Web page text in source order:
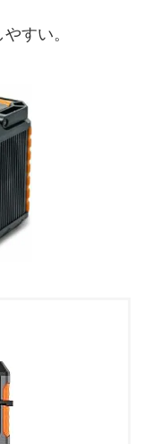
すい。